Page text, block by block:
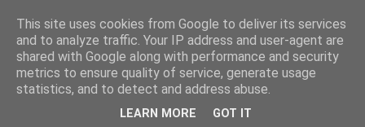
This site uses cookies from Google to deliver its services
and to analyze traffic. Your IP address and user-agent are
shared with Google along with performance and security
metrics to ensure quality of service, generate usage
statistics, and to detect and address abuse.
LEARN MORE GOT IT